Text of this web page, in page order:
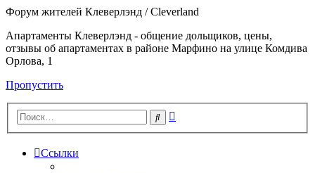
Форум жителей Клеверлэнд / Cleverland
Апартаменты Клеверлэнд - общение дольщиков, цены,
отзывы об апартаментах в районе Марфино на улице Комдива
Орлова, 1
Пропустить
Поиск
Ссылки